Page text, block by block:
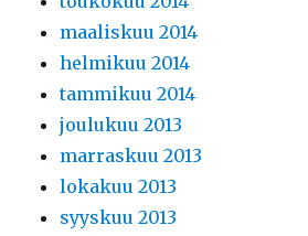
maaliskuu 2014
helmikuu 2014
tammikuu 2014
joulukuu 2013
marraskuu 2013
lokakuu 2013
syyskuu 2013